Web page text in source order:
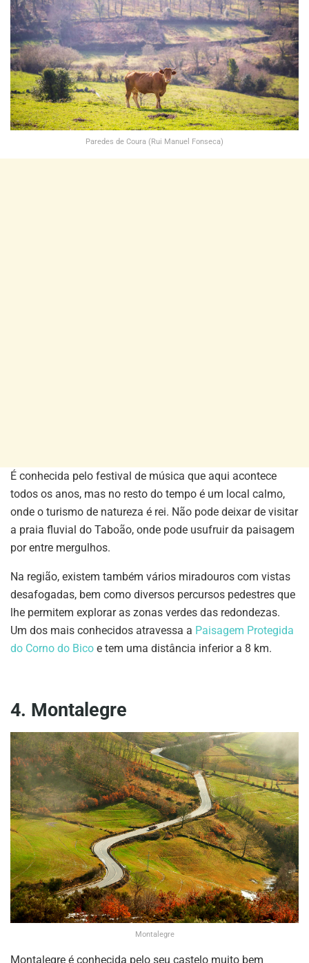
Paredes de Coura (Rui Manuel Fonseca)
É conhecida pelo festival de música que aqui acontece
todos os anos, mas no resto do tempo é um local calmo,
onde o turismo de natureza é rei. Não pode deixar de visitar
a praia fluvial do Taboão, onde pode usufruir da paisagem
por entre mergulhos.
Na região, existem também vários miradouros com vistas
desafogadas, bem como diversos percursos pedestres que
lhe permitem explorar as zonas verdes das redondezas.
Um dos mais conhecidos atravessa a Paisagem Protegida
do Corno do Bico e tem uma distância inferior a 8 km.
4. Montalegre
Montalegre
Montalegre é conhecida pelo seu castelo muito bem